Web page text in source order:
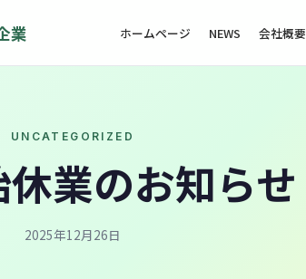
業 ホームページ NEWS 会社概要
UNCATEGORIZED
業のお知らせ
2025年12月26日